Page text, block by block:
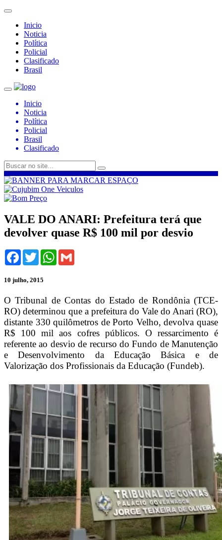
Inicio
Noticia
Política
Policial
Clasificado
Brasil
Inicio
Noticia
Política
Policial
Brasil
Clasificado
VALE DO ANARI: Prefeitura terá que
devolver quase R$ 100 mil por desvio
Facebook
TwitterWhatsApp
10 julho, 2015
O Tribunal de Contas do Estado de Rondônia (TCE-
RO) determinou que a prefeitura do Vale do Anari (RO),
distante 330 quilômetros de Porto Velho, devolva quase
R$ 100 mil aos cofres públicos. O ressarcimento é
referente ao desvio de recurso do Fundo de Manutenção
e Desenvolvimento da Educação Básica e de
Valorização dos Profissionais da Educação (Fundeb).